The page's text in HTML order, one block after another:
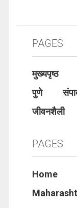
PAGES
मुख्यपृष्ठ
पुणे
जीवनशैली
PAGES
Home